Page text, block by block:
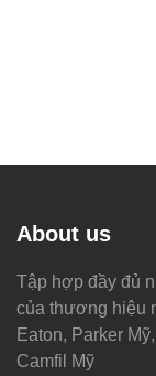
About us
Tập hợp đầy đủ
của thương hiệu
Eaton, Parker
Camfil Mỹ